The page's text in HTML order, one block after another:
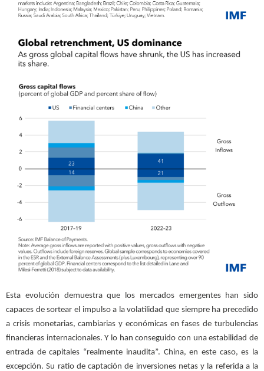
Esta evolución demuestra que los mercados emergentes han sido
capaces de sortear el impulso a la volatilidad que siempre ha precedido
a crisis monetarias, cambiarias y económicas en fases de turbulencias
financieras internacionales. Y lo han conseguido con una estabilidad de
entrada de capitales “realmente inaudita”. China, en este caso, es la
excepción. Su ratio de captación de inversiones netas y la referida a la